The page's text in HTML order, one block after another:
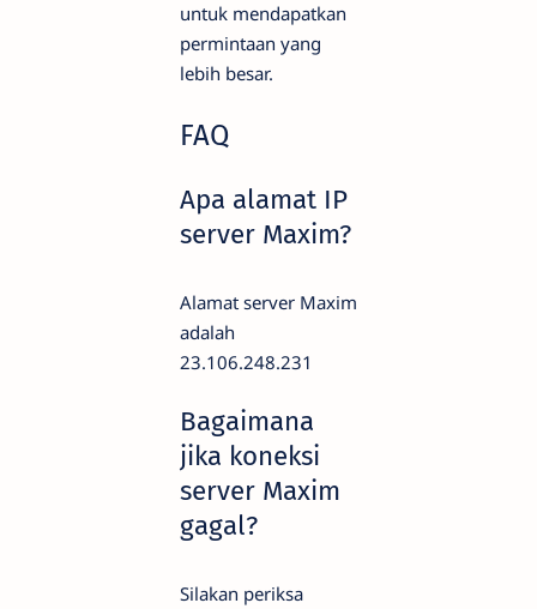
untuk mendapatkan
permintaan yang
lebih besar.
FAQ
Apa alamat IP
server Maxim?
Alamat server Maxim
adalah
23.106.248.231
Bagaimana
jika koneksi
server Maxim
gagal?
Silakan periksa